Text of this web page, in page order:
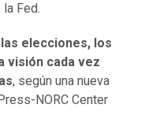
Fed.
elecciones, los
visión cada vez
, según una nueva
NORC Center